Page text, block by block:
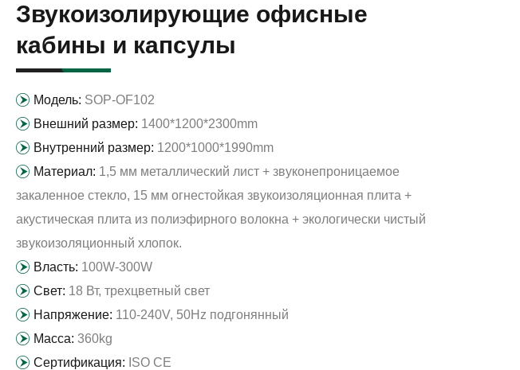
Звукоизолирующие офисные
кабины и капсулы
Модель: SOP-OF102
Внешний размер: 1400*1200*2300mm
Внутренний размер: 1200*1000*1990mm
Материал: 1,5 мм металлический лист + звуконепроницаемое
закаленное стекло, 15 мм огнестойкая звукоизоляционная плита +
акустическая плита из полиэфирного волокна + экологически чистый
звукоизоляционный хлопок.
Власть: 100W-300W
Свет: 18 Вт, трехцветный свет
Напряжение: 110-240V, 50Hz подгонянный
Масса: 360kg
Сертификация: ISO CE